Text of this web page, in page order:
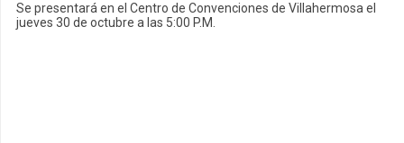
Se presentará en el Centro de Convenciones de Villahermosa el
jueves 30 de octubre a las 5:00 P.M.